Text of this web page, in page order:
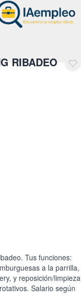
RIBADEO
Tus funciones:
a la parrilla,
y reposición/limpieza
Salario según